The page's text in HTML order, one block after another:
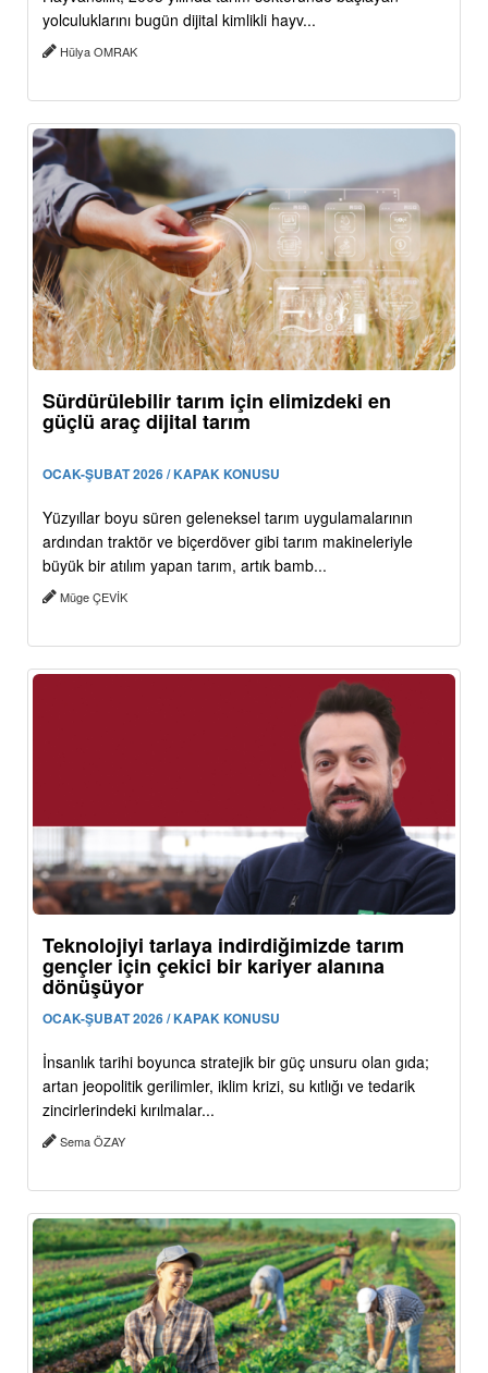
yolculuklarını bugün dijital kimlikli hayv...
Hülya OMRAK
Sürdürülebilir tarım için elimizdeki en
güçlü araç dijital tarım
OCAK-ŞUBAT 2026 / KAPAK KONUSU
Yüzyıllar boyu süren geleneksel tarım uygulamalarının
ardından traktör ve biçerdöver gibi tarım makineleriyle
büyük bir atılım yapan tarım, artık bamb...
Müge ÇEVİK
Teknolojiyi tarlaya indirdiğimizde tarım
gençler için çekici bir kariyer alanına
dönüşüyor
OCAK-ŞUBAT 2026 / KAPAK KONUSU
İnsanlık tarihi boyunca stratejik bir güç unsuru olan gıda;
artan jeopolitik gerilimler, iklim krizi, su kıtlığı ve tedarik
zincirlerindeki kırılmalar...
Sema ÖZAY